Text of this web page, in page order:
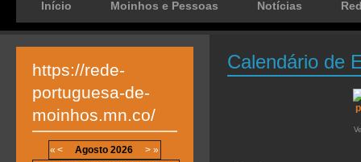
Início Moinhos e Pessoas Notícias
Calendário de
https://rede-
portuguesa-de-
moinhos.mn.co/
« < Agosto 2026 > »